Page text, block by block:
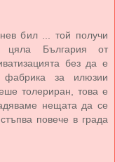
бил ... той получи
цяла България от
без да е
фабрика за илюзии
толериран, това е
нещата да се
повече в града